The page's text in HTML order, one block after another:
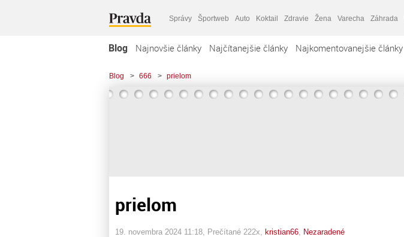
Správy Športweb Auto Koktail Zdravie Žena Varecha Záhrada
Blog Najnovšie články Najčítanejšie články Najkomentovanejšie články
Blog > 666 > prielom
prielom
19. novembra 2024 11:18 , Prečítané 222x, kristian66 Nezaradené